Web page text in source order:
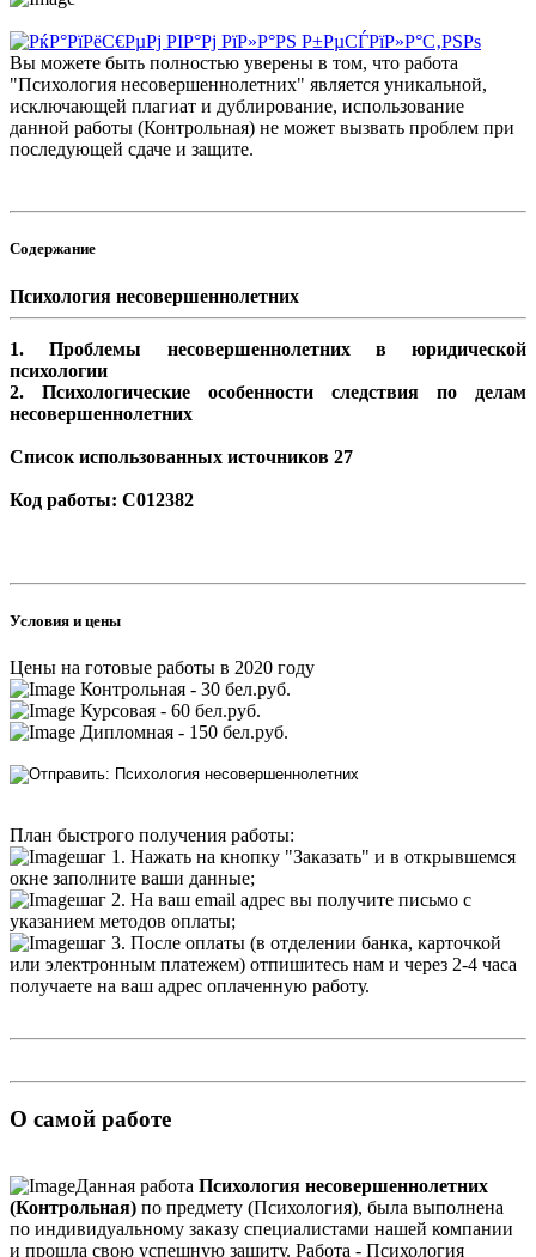
Вы можете быть полностью уверены в том, что работа
"Психология несовершеннолетних" является уникальной,
исключающей плагиат и дублирование, использование
данной работы (Контрольная) не может вызвать проблем при
последующей сдаче и защите.
Содержание
Психология несовершеннолетних
1. Проблемы несовершеннолетних в юридической
психологии
2. Психологические особенности следствия по делам
несовершеннолетних
Список использованных источников 27
Код работы: С012382
Условия и цены
Цены на готовые работы в 2020 году
Контрольная - 30 бел.руб.
Курсовая - 60 бел.руб.
Дипломная - 150 бел.руб.
План быстрого получения работы:
шаг 1. Нажать на кнопку "Заказать" и в открывшемся
окне заполните ваши данные;
шаг 2. На ваш email адрес вы получите письмо с
указанием методов оплаты;
шаг 3. После оплаты (в отделении банка, карточкой
или электронным платежем) отпишитесь нам и через 2-4 часа
получаете на ваш адрес оплаченную работу.
О самой работе
Данная работа Психология несовершеннолетних
(Контрольная) по предмету (Психология), была выполнена
по индивидуальному заказу специалистами нашей компании
и прошла свою успешную защиту. Работа - Психология